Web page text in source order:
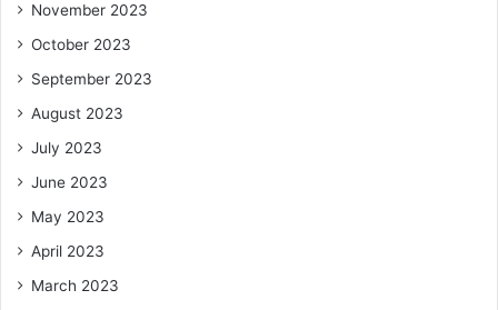
November 2023
October 2023
September 2023
August 2023
July 2023
June 2023
May 2023
April 2023
March 2023